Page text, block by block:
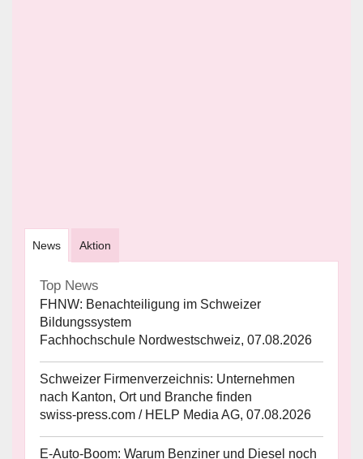
News Aktion
Top News
FHNW: Benachteiligung im Schweizer
Bildungssystem
Fachhochschule Nordwestschweiz, 07.08.2026
Schweizer Firmenverzeichnis: Unternehmen
nach Kanton, Ort und Branche finden
swiss-press.com / HELP Media AG, 07.08.2026
E-Auto-Boom: Warum Benziner und Diesel noch